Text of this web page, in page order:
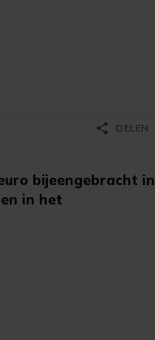
bijeengebracht in
in het
share DELEN